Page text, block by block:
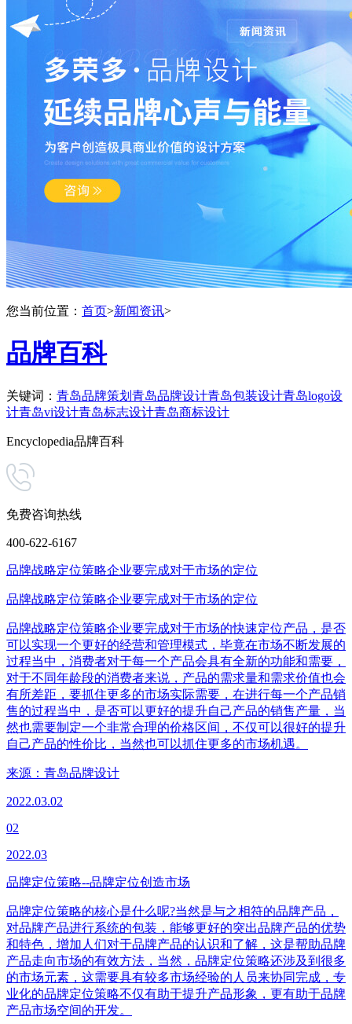
您当前位置： 首页>新闻资讯>
品牌百科
关键词： 青岛品牌策划 青岛品牌设计青岛包装设计青岛logo设
计青岛vi设计青岛标志设计青岛商标设计
Encyclopedia品牌百科
免费咨询热线
400-622-6167
品牌战略定位策略企业要完成对于市场的定位
品牌战略定位策略企业要完成对于市场的定位
品牌战略定位策略企业要完成对于市场的快速定位产品，是否
可以实现一个更好的经营和管理模式，毕竟在市场不断发展的
过程当中，消费者对于每一个产品会具有全新的功能和需要，
对于不同年龄段的消费者来说，产品的需求量和需求价值也会
有所差距，要抓住更多的市场实际需要，在进行每一个产品销
售的过程当中，是否可以更好的提升自己产品的销售产量，当
然也需要制定一个非常合理的价格区间，不仅可以很好的提升
自己产品的性价比，当然也可以抓住更多的市场机遇。
来源： 青岛品牌设计
2022.03.02
02
2022.03
品牌定位策略--品牌定位创造市场
品牌定位策略的核心是什么呢?当然是与之相符的品牌产品，
对品牌产品进行系统的包装，能够更好的突出品牌产品的优势
和特色，增加人们对于品牌产品的认识和了解，这是帮助品牌
产品走向市场的有效方法，当然，品牌定位策略还涉及到很多
的市场元素，这需要具有较多市场经验的人员来协同完成，专
业化的品牌定位策略不仅有助于提升产品形象，更有助于品牌
产品市场空间的开发。